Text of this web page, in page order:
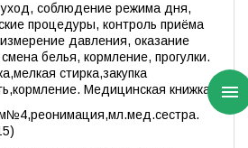
соблюдение режима дня,
процедуры, контроль приёма
давления, оказание
белья, кормление, прогулки.
стирка,закупка
Медицинская книжка.